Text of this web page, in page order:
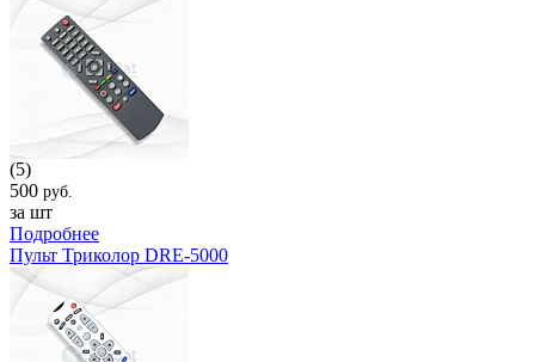
(5)
500 руб.
за шт
Подробнее
Пульт Триколор DRE-5000